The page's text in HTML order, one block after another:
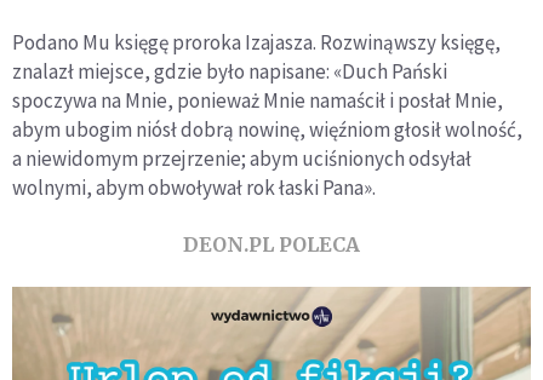
Podano Mu księgę proroka Izajasza. Rozwinąwszy księgę,
znalazł miejsce, gdzie było napisane: «Duch Pański
spoczywa na Mnie, ponieważ Mnie namaścił i posłał Mnie,
abym ubogim niósł dobrą nowinę, więźniom głosił wolność,
a niewidomym przejrzenie; abym uciśnionych odsyłał
wolnymi, abym obwoływał rok łaski Pana».
DEON.PL POLECA